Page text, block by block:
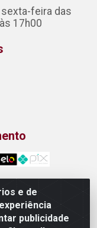
e de
publicidade
feira das
17h00
S/A - Rua
CE - CEP